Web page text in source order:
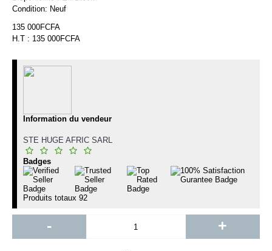
Condition: Neuf
135 000FCFA
H.T : 135 000FCFA
Information du vendeur
STE HUGE AFRIC SARL
Badges
Produits totaux 92
- +